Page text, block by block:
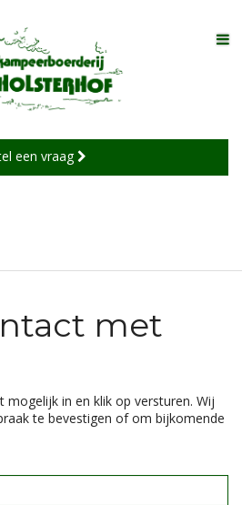
een vraag
met
in en klik op versturen. Wij
te bevestigen of om bijkomende